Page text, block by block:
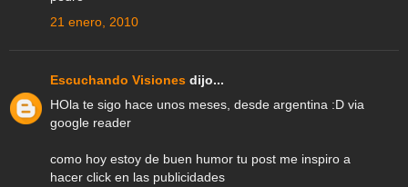
21 enero, 2010
Escuchando Visiones dijo...
HOla te sigo hace unos meses, desde argentina :D via
google reader
como hoy estoy de buen humor tu post me inspiro a
hacer click en las publicidades